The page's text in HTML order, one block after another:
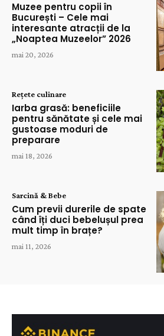
Muzee pentru copii în
București – Cele mai
interesante atracții de la
„Noaptea Muzeelor” 2026
mai 20, 2026
Rețete culinare
Iarba grasă: beneficiile
pentru sănătate și cele mai
gustoase moduri de
preparare
mai 18, 2026
Sarcină & Bebe
Cum previi durerile de spate
când îți duci bebelușul prea
mult timp în brațe?
mai 11, 2026